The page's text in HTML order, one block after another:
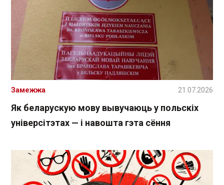
Як беларускую мову вывучаюць у польскіх
універсітэтах — і навошта гэта сёння
Замежжа 21.07.2026